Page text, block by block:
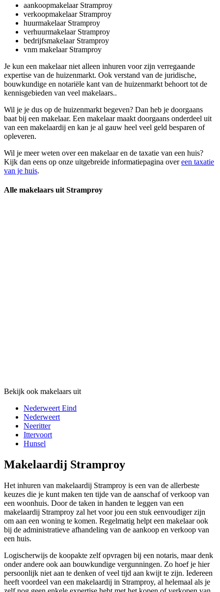
aankoopmakelaar Stramproy
verkoopmakelaar Stramproy
huurmakelaar Stramproy
verhuurmakelaar Stramproy
bedrijfsmakelaar Stramproy
vnm makelaar Stramproy
Je kun een makelaar niet alleen inhuren voor zijn verregaande
expertise van de huizenmarkt. Ook verstand van de juridische,
bouwkundige en notariële kant van de huizenmarkt behoort tot de
kennisgebieden van veel makelaars..
Wil je je dus op de huizenmarkt begeven? Dan heb je doorgaans
baat bij een makelaar. Een makelaar maakt doorgaans onderdeel uit
van een makelaardij en kan je al gauw heel veel geld besparen of
opleveren.
Wil je meer weten over een makelaar en de taxatie van een huis?
Kijk dan eens op onze uitgebreide informatiepagina overeen taxatie
van je huis.
Alle makelaars uit Stramproy
Bekijk ook makelaars uit
Nederweert Eind
Nederweert
Neeritter
Ittervoort
Hunsel
Makelaardij Stramproy
Het inhuren van makelaardij Stramproy is een van de allerbeste
keuzes die je kunt maken ten tijde van de aanschaf of verkoop van
een woonhuis. Door de taken in handen te leggen van een
makelaardij Stramproy zal het voor jou een stuk eenvoudiger zijn
om aan een woning te komen. Regelmatig helpt een makelaar ook
bij de administratieve afhandeling van de aankoop en verkoop van
een huis.
Logischerwijs de koopakte zelf opvragen bij een notaris, maar denk
onder andere ook aan bouwkundige vergunningen. Zo hoef je hier
persoonlijk niet aan te denken of veel tijd aan kwijt te zijn. Iedereen
heeft voordeel van een makelaardij in Stramproy, al helemaal als je